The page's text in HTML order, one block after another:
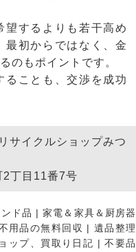
望するよりも若干高め
最初からではなく、金
のもポイントです。
ることも、交渉を成功
イクルショップみつ
2丁目11番7号
ド品 |家電＆家具＆厨房器
用品の無料回収 | 遺品整理
ップ、買取り日記 |不要品